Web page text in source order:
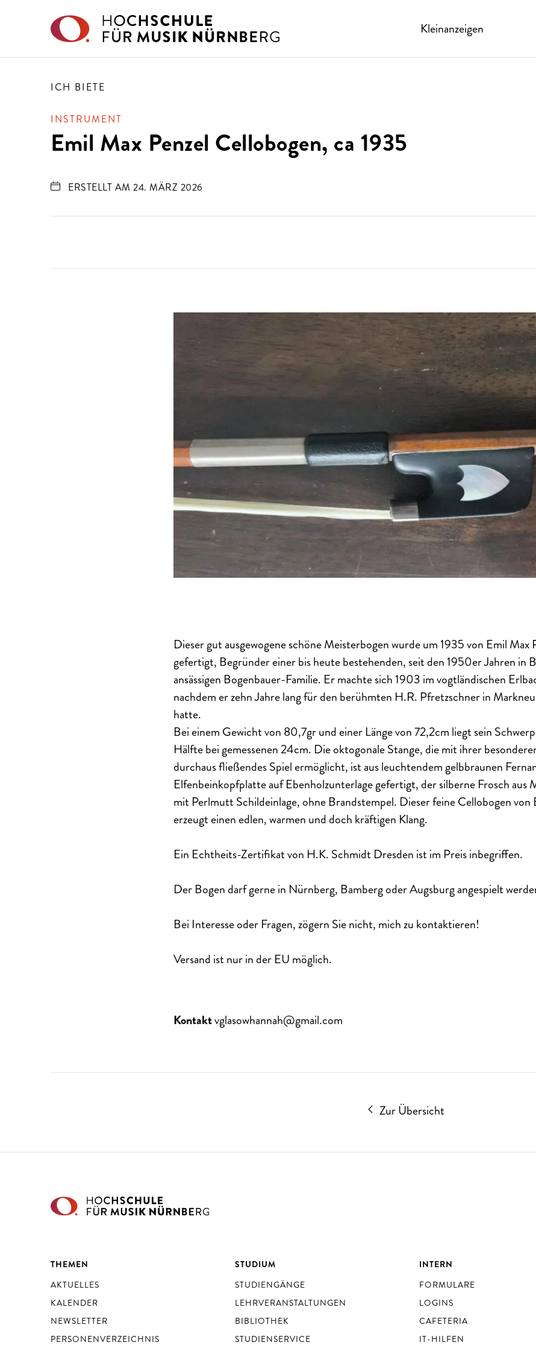
Kleinanzeigen
ICH BIETE
INSTRUMENT
Emil Max Penzel Cellobogen, ca 1935
ERSTELLT AM 24. MÄRZ 2026
Dieser gut ausgewogene schöne Meisterbogen wurde um 1935 von Emil Max
gefertigt, Begründer einer bis heute bestehenden, seit den 1950er Jahren in
ansässigen Bogenbauer-Familie. Er machte sich 1903 im vogtländischen
nachdem er zehn Jahre lang für den berühmten H.R. Pfretzschner in
hatte.
Bei einem Gewicht von 80,7gr und einer Länge von 72,2cm liegt sein
Hälfte bei gemessenen 24cm. Die oktogonale Stange, die mit ihrer
durchaus fließendes Spiel ermöglicht, ist aus leuchtendem gelbbraunen
Elfenbeinkopfplatte auf Ebenholzunterlage gefertigt, der silberne Frosch aus
mit Perlmutt Schildeinlage, ohne Brandstempel. Dieser feine Cellobogen von
erzeugt einen edlen, warmen und doch kräftigen Klang.
Ein Echtheits-Zertifikat von H.K. Schmidt Dresden ist im Preis inbegriffen.
Der Bogen darf gerne in Nürnberg, Bamberg oder Augsburg angespielt
Bei Interesse oder Fragen, zögern Sie nicht, mich zu kontaktieren!
Versand ist nur in der EU möglich.
Kontaktvglasowhannah@gmail.com
Zur Übersicht
THEMEN
AKTUELLES
KALENDER
NEWSLETTER
PERSONENVERZEICHNIS
STUDIUM
STUDIENGÄNGE
LEHRVERANSTALTUNGEN
BIBLIOTHEK
STUDIENSERVICE
INTERN
FORMULARE
LOGINS
CAFETERIA
IT-HILFEN